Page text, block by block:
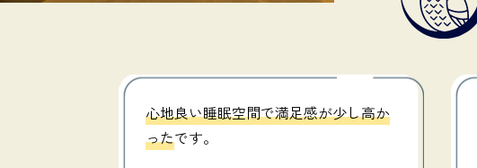
心地良い睡眠空間で満足感が少し高か
ったです。